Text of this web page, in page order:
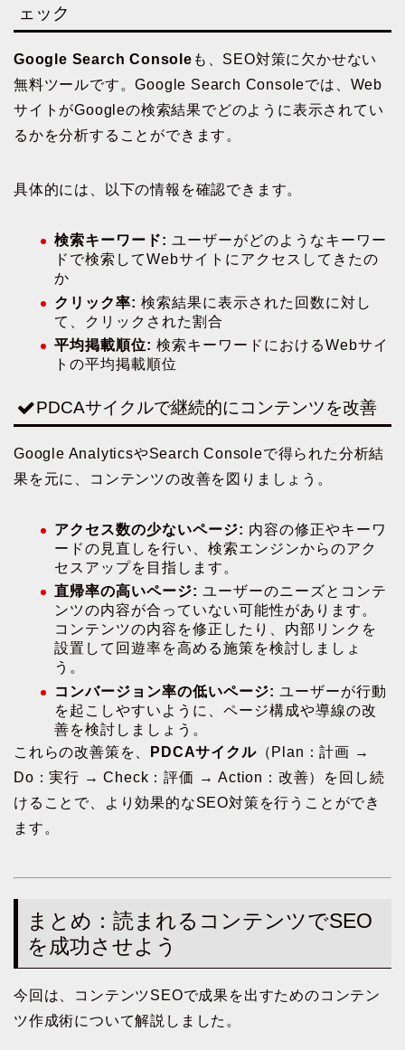
ェック
Google Search Console も、SEO対策に欠かせない
無料ツールです。Google Search Consoleでは、Web
サイトがGoogleの検索結果でどのように表示されてい
るかを分析することができます。
具体的には、以下の情報を確認できます。
検索キーワード: ユーザーがどのようなキーワー
ドで検索してWebサイトにアクセスしてきたの
か
クリック率: 検索結果に表示された回数に対し
て、クリックされた割合
平均掲載順位: 検索キーワードにおけるWebサイ
トの平均掲載順位
PDCAサイクルで継続的にコンテンツを改善
Google AnalyticsやSearch Consoleで得られた分析結
果を元に、コンテンツの改善を図りましょう。
アクセス数の少ないページ: 内容の修正やキーワ
ードの見直しを行い、検索エンジンからのアク
セスアップを目指します。
直帰率の高いページ: ユーザーのニーズとコンテ
ンツの内容が合っていない可能性があります。
コンテンツの内容を修正したり、内部リンクを
設置して回遊率を高める施策を検討しましょ
う。
コンバージョン率の低いページ: ユーザーが行動
を起こしやすいように、ページ構成や導線の改
善を検討しましょう。
これらの改善策を、
PDCAサイクル（Plan：計画 →
Do：実行 → Check：評価 → Action：改善）を回し続
けることで、より効果的なSEO対策を行うことができ
ます。
まとめ：読まれるコンテンツでSEO
を成功させよう
今回は、コンテンツSEOで成果を出すためのコンテン
ツ作成術について解説しました。